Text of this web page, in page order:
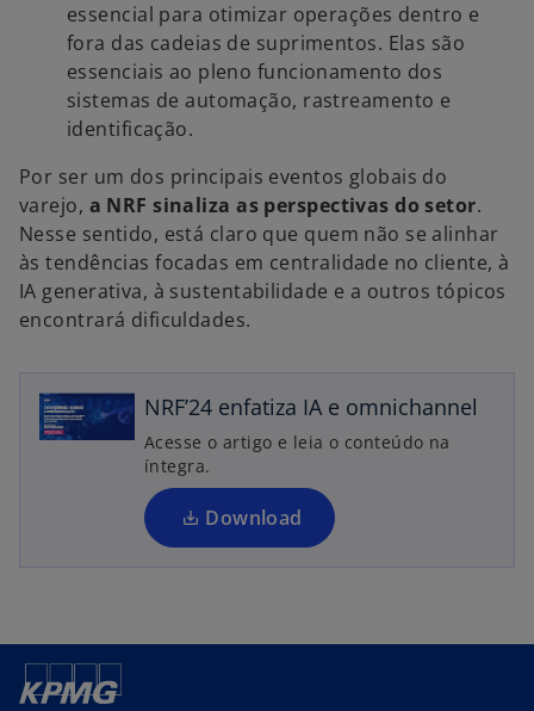
essencial para otimizar operações dentro e
fora das cadeias de suprimentos. Elas são
essenciais ao pleno funcionamento dos
sistemas de automação, rastreamento e
identificação.
Por ser um dos principais eventos globais do
varejo, a NRF sinaliza as perspectivas do setor.
Nesse sentido, está claro que quem não se alinhar
às tendências focadas em centralidade no cliente, à
IA generativa, à sustentabilidade e a outros tópicos
encontrará dificuldades.
NRF’24 enfatiza IA e omnichannel
Acesse o artigo e leia o conteúdo na
íntegra.
Download
a
b
e
e
m
u
m
a
n
o